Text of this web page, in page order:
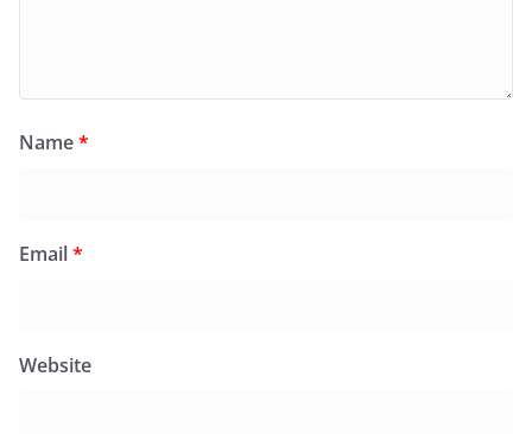
Name*
Email*
Website